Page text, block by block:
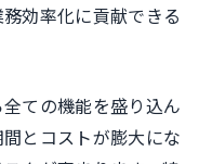
効率化に貢献できる
ての機能を盛り込ん
とコストが膨大にな